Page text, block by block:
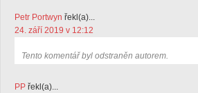
Petr Portwyn řekl(a)...
24. září 2019 v 12:12
Tento komentář byl odstraněn autorem.
PP řekl(a)...